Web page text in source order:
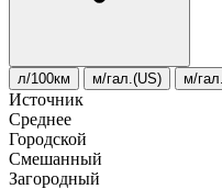
л/100км м/гал.(US) м/
Источник
Среднее
Городской
Смешанный
Загородный